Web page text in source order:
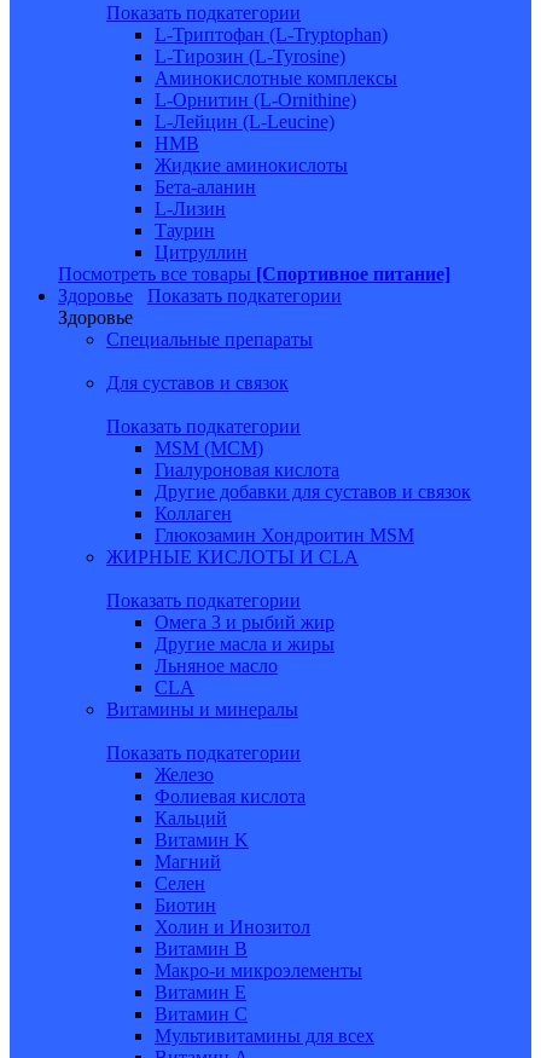
Показать подкатегории
L-Триптофан (L-Tryptophan)
L-Тирозин (L-Tyrosine)
Аминокислотные комплексы
L-Орнитин (L-Ornithine)
L-Лейцин (L-Leucine)
HMB
Жидкие аминокислоты
Бета-аланин
L-Лизин
Таурин
Цитруллин
Посмотреть все товары [Спортивное питание]
Здоровье
Показать подкатегории
Здоровье
Специальные препараты
Для суставов и связок
Показать подкатегории
MSM (МСМ)
Гиалуроновая кислота
Другие добавки для суставов и связок
Коллаген
Глюкозамин Хондроитин MSM
ЖИРНЫЕ КИСЛОТЫ И CLA
Показать подкатегории
Омега 3 и рыбий жир
Другие масла и жиры
Льняное масло
CLA
Витамины и минералы
Показать подкатегории
Железо
Фолиевая кислота
Кальций
Витамин K
Магний
Селен
Биотин
Холин и Инозитол
Витамин B
Макро-и микроэлементы
Витамин Е
Витамин С
Мультивитамины для всех